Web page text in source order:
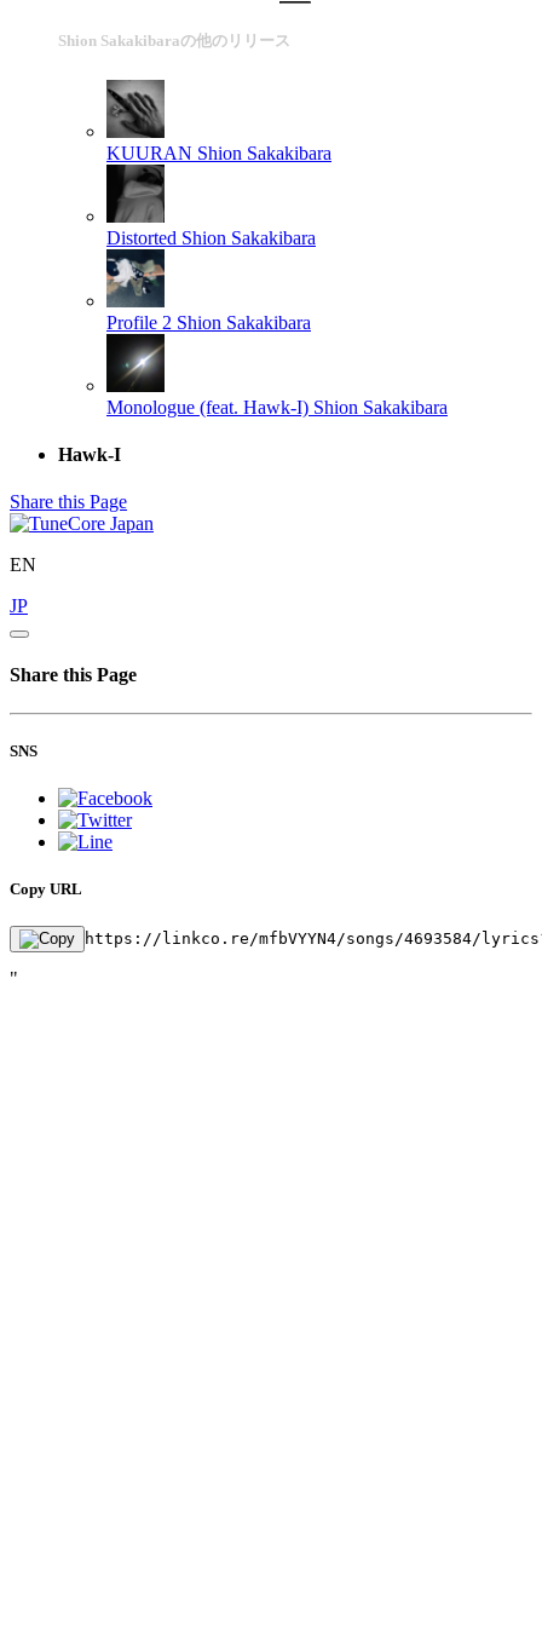
Shion Sakakibaraの他のリリース
KUURAN Shion Sakakibara
Distorted Shion Sakakibara
Profile 2 Shion Sakakibara
Monologue (feat. Hawk-I) Shion Sakakibara
Hawk-I
Share this Page
EN
JP
Share this Page
SNS
Copy URL
https://linkco.re/mfbVYYN4/songs/4693584/
"